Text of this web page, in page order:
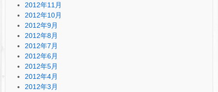
2012年11月
2012年10月
2012年9月
2012年8月
2012年7月
2012年6月
2012年5月
2012年4月
2012年3月